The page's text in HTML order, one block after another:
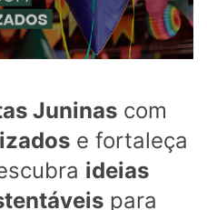
Juninas com
e fortaleça
ideias
para